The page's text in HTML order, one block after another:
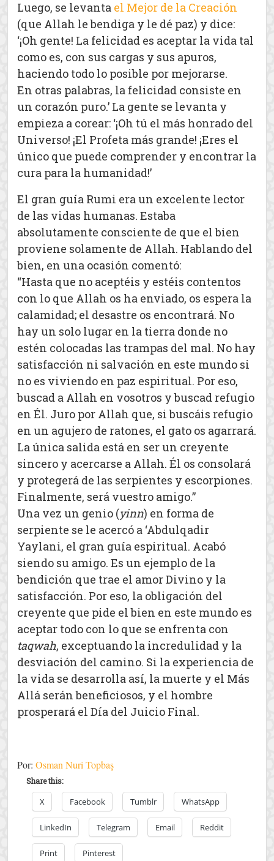
Luego, se levanta el Mejor de la Creación
(que Allah le bendiga y le dé paz) y dice:
‘¡Oh gente! La felicidad es aceptar la vida tal
como es, con sus cargas y sus apuros,
haciendo todo lo posible por mejorarse.
En otras palabras, la felicidad consiste en
un corazón puro.’ La gente se levanta y
empieza a corear: ‘¡Oh tú el más honrado del
Universo! ¡El Profeta más grande! ¡Eres el
único que puede comprender y encontrar la
cura para la humanidad!’
El gran guía Rumi era un excelente lector
de las vidas humanas. Estaba
absolutamente consciente de que el bien
proviene solamente de Allah. Hablando del
bien, en una ocasión comentó:
“Hasta que no aceptéis y estéis contentos
con lo que Allah os ha enviado, os espera la
calamidad; el desastre os encontrará. No
hay un solo lugar en la tierra donde no
estén colocadas las trampas del mal. No hay
satisfacción ni salvación en este mundo si
no es viviendo en paz espiritual. Por eso,
buscad a Allah en vosotros y buscad refugio
en Él. Juro por Allah que, si buscáis refugio
en un agujero de ratones, el gato os agarrará.
La única salida está en ser un creyente
sincero y acercarse a Allah. Él os consolará
y protegerá de las serpientes y escorpiones.
Finalmente, será vuestro amigo.”
Una vez un genio (yinn) en forma de
serpiente se le acercó a ‘Abdulqadir
Yaylani, el gran guía espiritual. Acabó
siendo su amigo. Es un ejemplo de la
bendición que trae el amor Divino y la
satisfacción. Por eso, la obligación del
creyente que pide el bien en este mundo es
aceptar todo con lo que se enfrenta con
taqwah, exceptuando la incredulidad y la
desviación del camino. Si la experiencia de
la vida se desarrolla así, la muerte y el Más
Allá serán beneficiosos, y el hombre
prosperará el Día del Juicio Final.
Por: Osman Nuri Topbaş
Share this:
X Facebook Tumblr WhatsApp
LinkedIn Telegram Email Reddit
Print Pinterest